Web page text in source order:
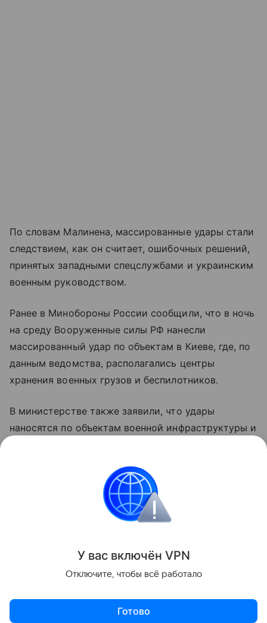
По словам Малинена, массированные удары стали
следствием, как он считает, ошибочных решений,
принятых западными спецслужбами и украинским
военным руководством.
Ранее в Минобороны России сообщили, что в ночь
на среду Вооруженные силы РФ нанесли
массированный удар по объектам в Киеве, где, по
данным ведомства, располагались центры
хранения военных грузов и беспилотников.
В министерстве также заявили, что удары
наносятся по объектам военной инфраструктуры и
оружия и беспилотных летательных аппаратов.
Финляндия Россия
Поделиться
У вас включён VPN
Отключите, чтобы всё работало
Готово